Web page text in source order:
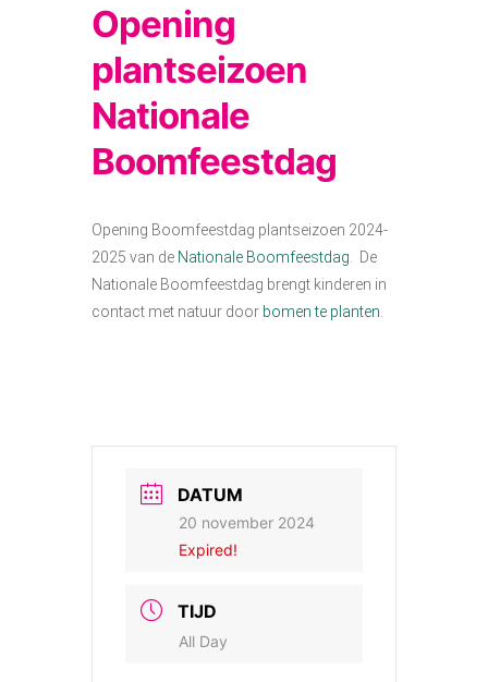
Opening
plantseizoen
Nationale
Boomfeestdag
Opening Boomfeestdag plantseizoen 2024-
2025 van de Nationale Boomfeestdag . De
Nationale Boomfeestdag brengt kinderen in
contact met natuur door bomen te planten
DATUM
20 november 2024
Expired!
TIJD
All Day